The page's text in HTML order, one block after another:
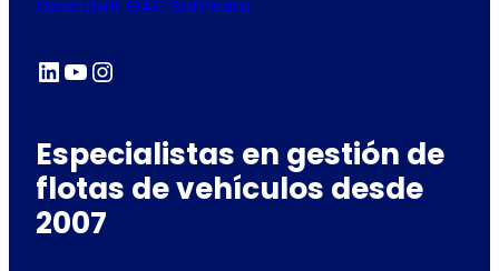
Descubrir GAC Software
LinkedIn YouTube Instagram
Especialistas en gestión de
flotas de vehículos desde
2007